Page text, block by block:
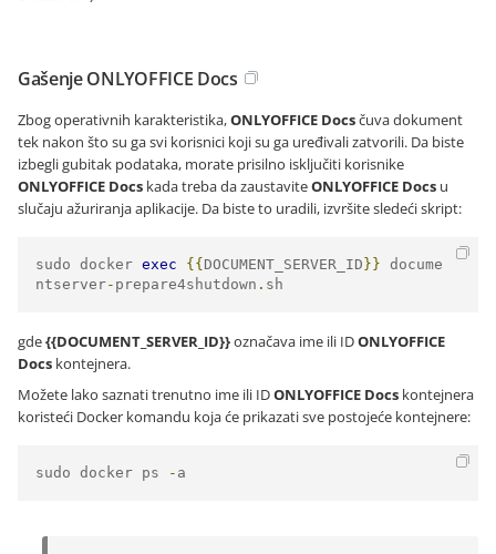
Gašenje ONLYOFFICE Docs
Zbog operativnih karakteristika,ONLYOFFICE Docsčuva dokument
tek nakon što su ga svi korisnici koji su ga uređivali zatvorili. Da biste
izbegli gubitak podataka, morate prisilno isključiti korisnike
ONLYOFFICE Docs kada treba da zaustaviteONLYOFFICE Docs u
slučaju ažuriranja aplikacije. Da biste to uradili, izvršite sledeći skript:
sudo docker exec {{ DOCUMENT_SERVER_ID }} docume
ntserver- prepare4shutdown . sh
gde{{DOCUMENT_SERVER_ID}}označava ime ili IDONLYOFFICE
Docs kontejnera.
Možete lako saznati trenutno ime ili IDONLYOFFICE Docs kontejnera
koristeći Docker komandu koja će prikazati sve postojeće kontejnere:
sudo docker ps - a